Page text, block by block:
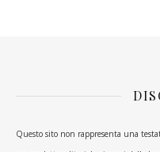
Questo sito non rappresenta una